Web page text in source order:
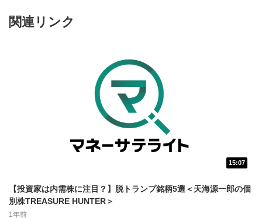
動画再生エリアをクリックすると、動画を再生または
一時停止します。
関連リンク
15:07
【投資家は内需株に注目？】脱トランプ銘柄5選＜天海源一郎の個
別株TREASURE HUNTER＞
1年前